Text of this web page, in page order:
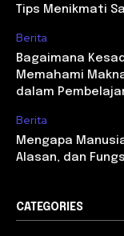
Tips Menikmati
Berita
Bagaimana
Memahami
dalam
Berita
Mengapa
Alasan, dan
CATEGORIES